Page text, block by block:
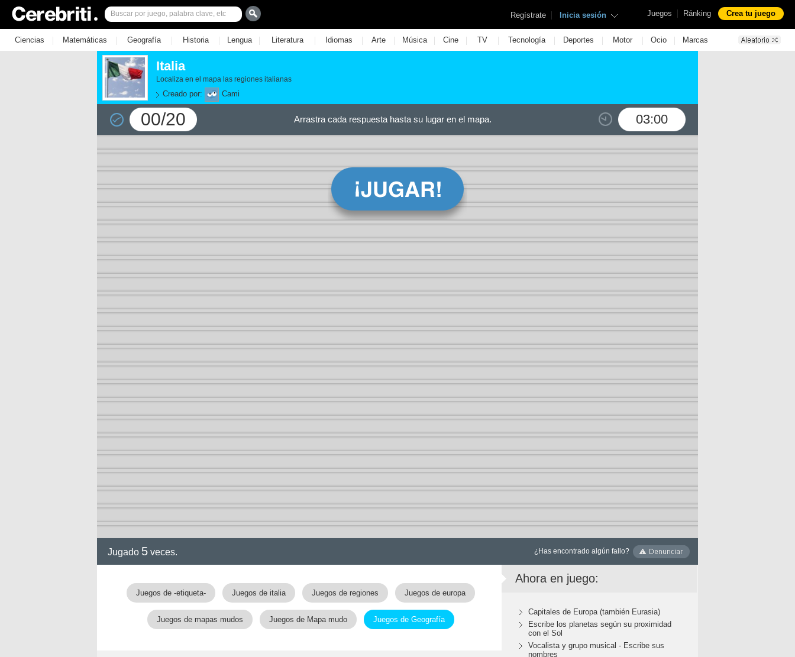
Juegos | Ránking Crea tu juego
Regístrate | Inicia sesión
Ciencias | Matemáticas | Geografía | Historia | Lengua | Literatura | Idiomas | Arte | Música | Cine | TV | Tecnología | Deportes | Motor | Ocio | Marcas
Italia
Localiza en el mapa las regiones italianas
Creado por: Cami
00/20 03:00
Arrastra cada respuesta hasta su lugar en el mapa.
Jugado 5 veces. ¿Has encontrado algún fallo?
Juegos de -etiqueta- Juegos de italia Juegos de regiones Juegos de europa
Juegos de mapas mudos Juegos de Mapa mudo Juegos de Geografía
Ahora en juego:
Capitales de Europa (también Eurasia)
Escribe los planetas según su proximidad
con el Sol
Vocalista y grupo musical - Escribe sus
nombres